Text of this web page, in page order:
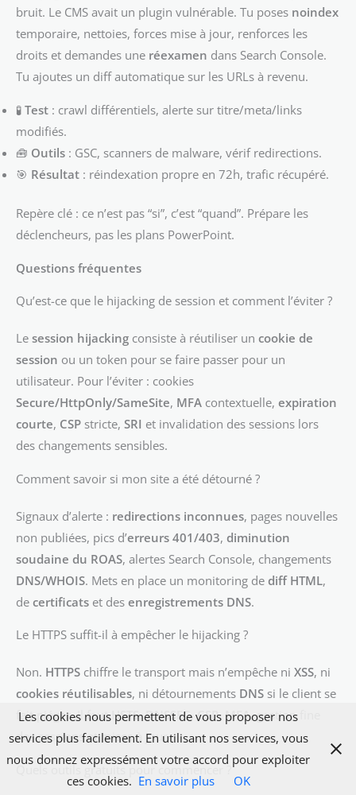
bruit. Le CMS avait un plugin vulnérable. Tu poses noindex
temporaire, nettoies, forces mise à jour, renforces les
droits et demandes une réexamen dans Search Console.
Tu ajoutes un diff automatique sur les URLs à revenu.
🧪 Test : crawl différentiels, alerte sur titre/meta/links
modifiés.
🧰 Outils : GSC, scanners de malware, vérif redirections.
🎯 Résultat : réindexation propre en 72h, trafic récupéré.
Repère clé : ce n’est pas “si”, c’est “quand”. Prépare les
déclencheurs, pas les plans PowerPoint.
Questions fréquentes
Qu’est-ce que le hijacking de session et comment l’éviter ?
Le session hijacking consiste à réutiliser un cookie de
session ou un token pour se faire passer pour un
utilisateur. Pour l’éviter : cookies
Secure/HttpOnly/SameSite, MFA contextuelle, expiration
courte, CSP stricte, SRI et invalidation des sessions lors
des changements sensibles.
Comment savoir si mon site a été détourné ?
Signaux d’alerte : redirections inconnues, pages nouvelles
non publiées, pics d’erreurs 401/403, diminution
soudaine du ROAS, alertes Search Console, changements
DNS/WHOIS. Mets en place un monitoring de diff HTML,
de certificats et des enregistrements DNS.
Le HTTPS suffit-il à empêcher le hijacking ?
Non. HTTPS chiffre le transport mais n’empêche ni XSS, ni
cookies réutilisables, ni détournements DNS si le client se
fait piéger. Il faut HSTS,DNSSEC,CSP, MFA, gestion fine
des sessions et mises à jour.
Quels outils gratuits pour commencer ?
Les cookies nous permettent de vous proposer nos
services plus facilement. En utilisant nos services, vous
nous donnez expressément votre accord pour exploiter
ces cookies. En savoir plus OK